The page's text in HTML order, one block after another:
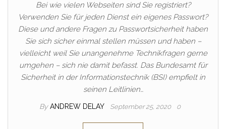
Bei wie vielen Webseiten sind Sie registriert?
Verwenden Sie für jeden Dienst ein eigenes Passwort?
Diese und andere Fragen zu Passwortsicherheit haben
Sie sich sicher einmal stellen müssen und haben –
vielleicht weil Sie unangenehme Technikfragen gerne
umgehen – sich nie damit befasst. Das Bundesamt für
Sicherheit in der Informationstechnik (BSI) empfielt in
seinen Leitlinien…
By ANDREW DELAY September 25, 2020 0